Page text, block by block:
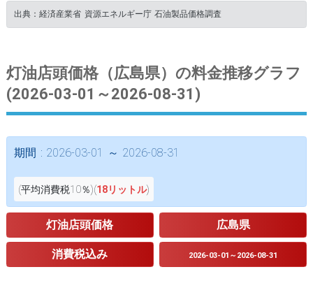
出典：経済産業省 資源エネルギー庁 石油製品価格調査
灯油店頭価格（広島県）の料金推移グラフ
(2026-03-01～2026-08-31)
期間 : 2026-03-01 ～ 2026-08-31
(平均消費税10％)(18リットル)
灯油店頭価格 広島県
消費税込み 2026-03-01～2026-08-31